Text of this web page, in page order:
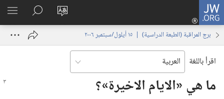
JW.ORG
تغيير
الموقع
تسجيل
الدخول
نافذة
البحث
في
JW.‎ORG
برج المراقبة (‏الطبعة الدراسية)‏ | ‏‎١٥‏ ‏‎أيلول/سبتمبر‏ ‎٢٠٠٦
اقرأ باللغة
ما هي «الايام الاخيرة»؟‏